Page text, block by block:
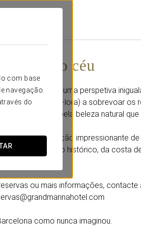
com base
navegação.
do
do céu
Barcelona de uma perspetiva
Convidamo-lo(a) a sobrevoar os
se encantar pela beleza natural que
entre uma seleção impressionante
do centro histórico, da costa
ou mais informações, contacte
como nunca imaginou.